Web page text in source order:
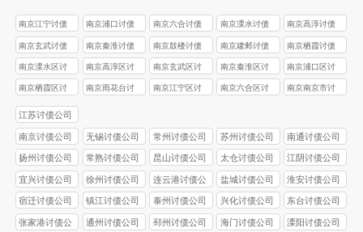
南京江宁讨债
公司
南京浦口讨债
公司
南京六合讨债
公司
南京溧水讨债
公司
南京高淳讨债
公司
南京玄武讨债
公司
南京秦淮讨债
公司
南京鼓楼讨债
公司
南京建邺讨债
公司
南京栖霞讨债
公司
南京溧水区讨
债公司
南京高淳区讨
债公司
南京玄武区讨
债公司
南京秦淮区讨
债公司
南京浦口区讨
债公司
南京栖霞区讨
债公司
南京雨花台讨
南京江宁区讨
南京六合区讨
南京南京市讨
江苏讨债公司
南京讨债公司 无锡讨债公司 常州讨债公司 苏州讨债公司 南通讨债公司
扬州讨债公司 常熟讨债公司 昆山讨债公司 太仓讨债公司 江阴讨债公司
宜兴讨债公司 徐州讨债公司
连云港讨债公
司
盐城讨债公司 淮安讨债公司
宿迁讨债公司 镇江讨债公司 泰州讨债公司 兴化讨债公司 东台讨债公司
张家港讨债公
通州讨债公司 邳州讨债公司 海门讨债公司 溧阳讨债公司